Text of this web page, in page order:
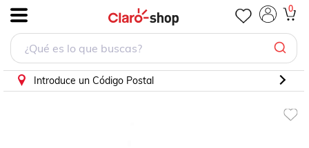
0
Introduce un Código Postal